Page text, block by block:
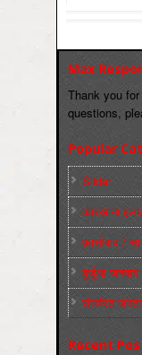
Max
Thank you
questions,
Popular
Slider
कारख़ाना
फ़ासीवाद /
बुर्जुआ जनवाद
संघर्षरत जनता
Recent